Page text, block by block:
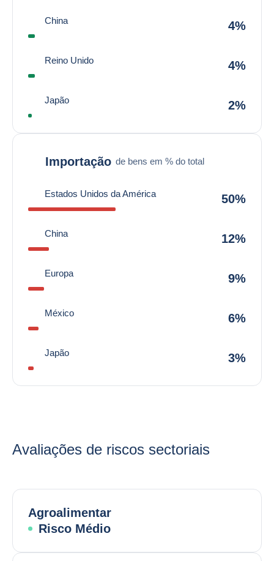
China 4%
Reino Unido 4%
Japão 2%
Importação de bens em % do total
Estados Unidos da América 50%
China 12%
Europa 9%
México 6%
Japão 3%
Avaliações de riscos sectoriais
Agroalimentar
Risco Médio